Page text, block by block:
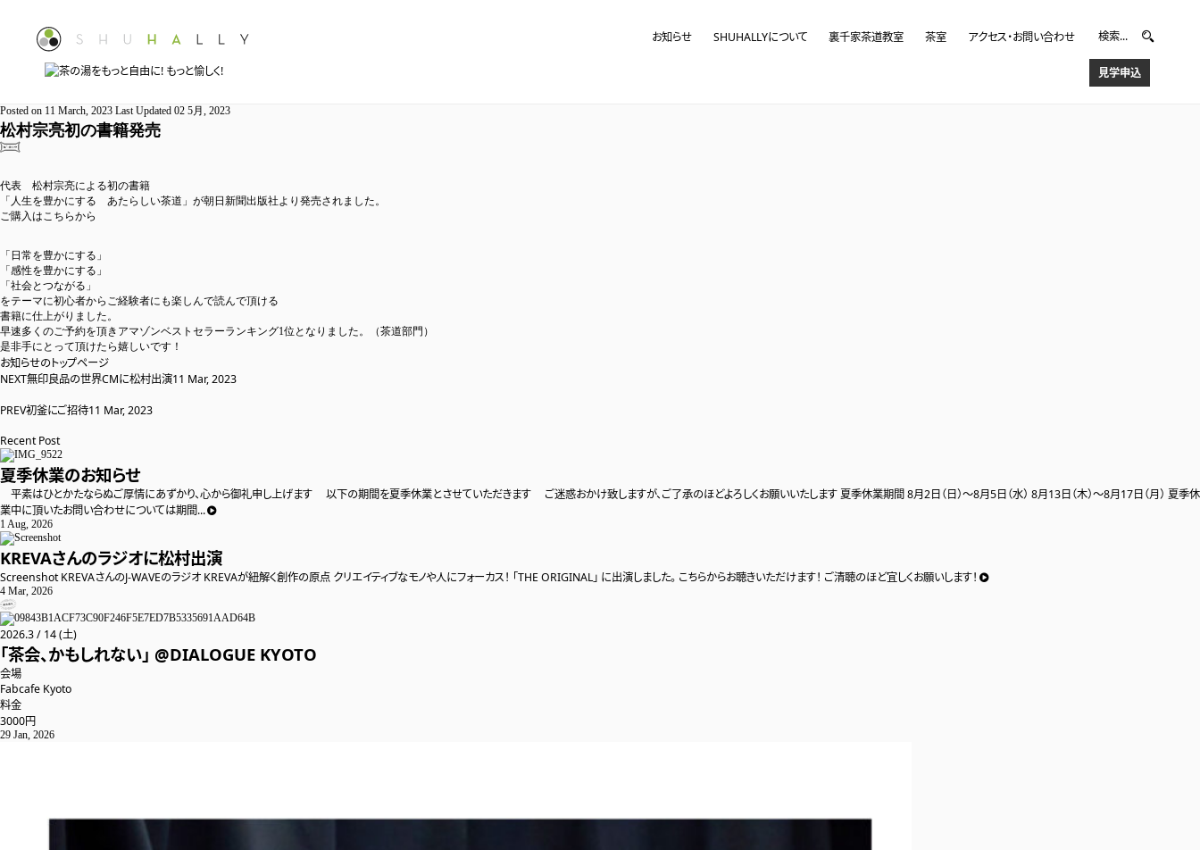
お知らせ SHUHALLYについて 裏千家茶道教室 茶室 アクセス・お問い合わせ
見学申込
Posted on 11 March, 2023 Last Updated02 5月, 2023
松村宗亮初の書籍発売

代表 松村宗亮による初の書籍
「人生を豊かにする あたらしい茶道」が朝日新聞出版社より発売されました。
ご購入はこちらから
「日常を豊かにする」
「感性を豊かにする」
「社会とつながる」
をテーマに初心者からご経験者にも楽しんで読んで頂ける
書籍に仕上がりました。
早速多くのご予約を頂きアマゾンベストセラーランキング1位となりました。（茶道部門）
是非手にとって頂けたら嬉しいです！
お知らせのトップページ
NEXT無印良品の世界CMに松村出演11 Mar, 2023
PREV初釜にご招待11 Mar, 2023
Recent Post
夏季休業のお知らせ
平素はひとかたならぬご厚情にあずかり、心から御礼申し上げます 以下の期間を夏季休業とさせていただきます ご迷惑おかけ致しますが、ご了承のほどよろしくお願いいたします 夏季休業期間 8月2日（日）〜8月5日（水） 8月13日（木）〜8月17日（月） 夏季休
業中に頂いたお問い合わせについては期間...
1 Aug, 2026
KREVAさんのラジオに松村出演
Screenshot KREVAさんのJ-WAVEのラジオ KREVAが紐解く創作の原点 クリエイティブなモノや人にフォーカス！ 「THE ORIGINAL」 に出演しました。 こちらからお聴きいただけます！ ご清聴のほど宜しくお願いします！
4 Mar, 2026

2026.3/ 14(土)
「茶会、かもしれない」 @DIALOGUE KYOTO
会場
Fabcafe Kyoto
料金
3000円
29 Jan, 2026
ご好評を頂いておりますフェティッシュ茶会、2年ぶりに開催いたします！ 日時：2019年9月7日(土) 時間：18:30 売切れありがとうございます。・20:30～ 各席
90分 定員：各席8名 参加費：6,000円(抹茶 特製和菓子 緊縛実演見学料込み) イベント中の写真撮影は可ですが シャッター音の出るカメラは不可とさせて...
22 Aug, 2018
道具を中心に使い 一服差し上げました。 多くのお客様のご来場ありがとうございました。 イベントは9月2日まで開催しております。 是非足をお運び下...